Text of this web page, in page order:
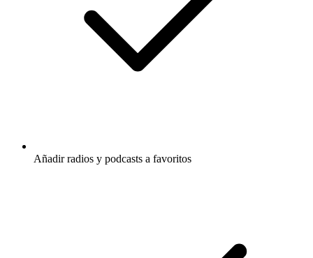
Añadir radios y podcasts a favoritos